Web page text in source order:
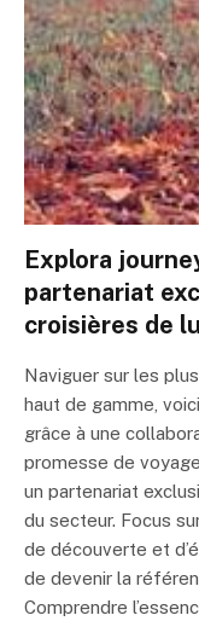
Explora
partenariat
croisières de
Naviguer sur les
haut de gamme,
grâce à une
promesse de
un partenariat
du secteur. Focus
de découverte et
de devenir la
Comprendre